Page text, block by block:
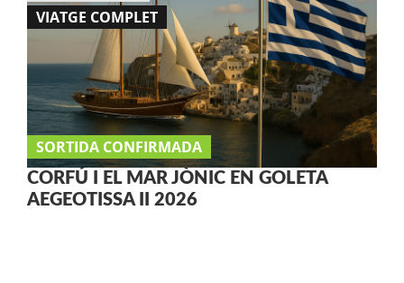
VIATGE COMPLET
SORTIDA CONFIRMADA
CORFÚ I EL MAR JÒNIC EN GOLETA
AEGEOTISSA II 2026